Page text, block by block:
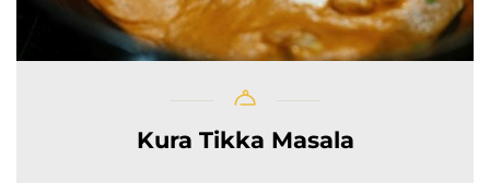
Kura Tikka Masala